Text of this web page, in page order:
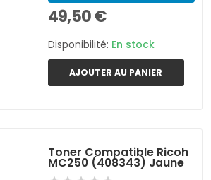
49,50 €
Disponibilité: En stock
AJOUTER AU PANIER
Toner Compatible Ricoh
MC250 (408343) Jaune